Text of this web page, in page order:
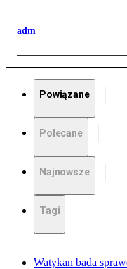
adm
Powiązane
Polecane
Najnowsze
Tagi
Watykan bada